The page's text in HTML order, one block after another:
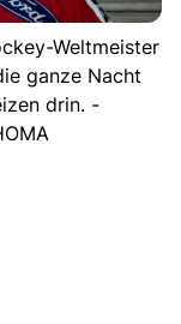
Weltmeister
ganze Nacht
drin. -